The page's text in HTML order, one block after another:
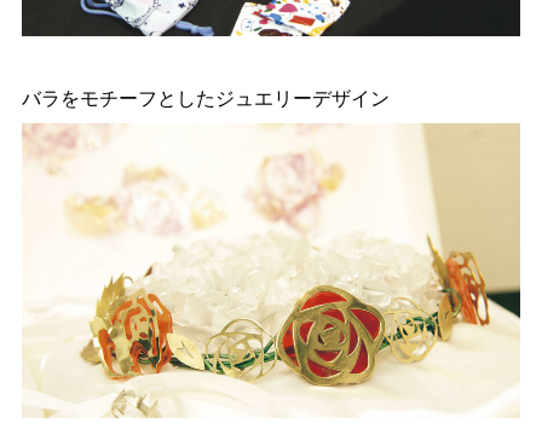
バラをモチーフとしたジュエリーデザイン